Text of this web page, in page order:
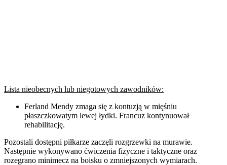
Lista nieobecnych lub niegotowych zawodników:
Ferland Mendy zmaga się z kontuzją w mięśniu
płaszczkowatym lewej łydki. Francuz kontynuował
rehabilitację.
Pozostali dostępni piłkarze zaczęli rozgrzewki na murawie.
Następnie wykonywano ćwiczenia fizyczne i taktyczne oraz
rozegrano minimecz na boisku o zmniejszonych wymiarach.